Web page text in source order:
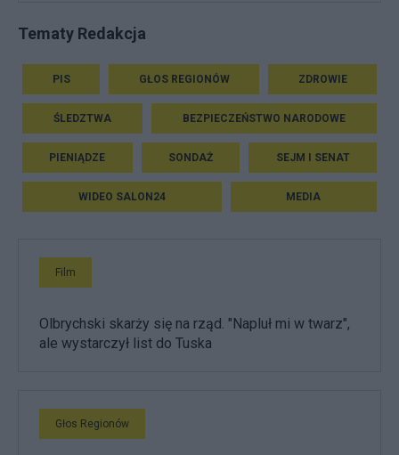
Tematy Redakcja
PIS GŁOS REGIONÓW ZDROWIE
ŚLEDZTWA BEZPIECZEŃSTWO NARODOWE
PIENIĄDZE SONDAŻ SEJM I SENAT
WIDEO SALON24 MEDIA
Film
Olbrychski skarży się na rząd. "Napluł mi w twarz",
ale wystarczył list do Tuska
Głos Regionów